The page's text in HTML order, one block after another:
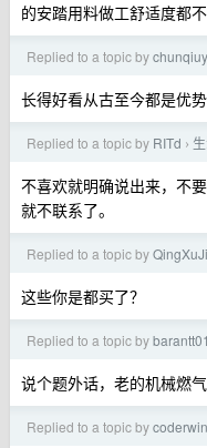
的安踏用料做工舒适度都不
Replied to a topic by
长得好看从古至今都是优
Replied to a topic by RITd ›
不喜欢就明确说出来，不
就不联系了。
Replied to a topic by
这些你是都买了？
Replied to a topic bybarantt01
说个题外话，老的机械燃
Replied to a topic by